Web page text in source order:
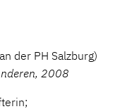
der PH Salzburg)
2008